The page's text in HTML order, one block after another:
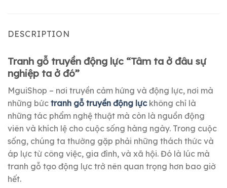
DESCRIPTION
Tranh gỗ truyền động lực “Tâm ta ở đâu sự
nghiệp ta ở đó”
MguiShop – nơi truyền cảm hứng và động lực, nơi mà
những bức tranh gỗ truyền động lựckhông chỉ là
những tác phẩm nghệ thuật mà còn là nguồn động
viên và khích lệ cho cuộc sống hàng ngày. Trong cuộc
sống, chúng ta thường gặp phải những thách thức và
áp lực từ công việc, gia đình, và xã hội. Đó là lúc mà
tranh gỗ tạo động lực trở nên quan trọng hơn bao giờ
hết.